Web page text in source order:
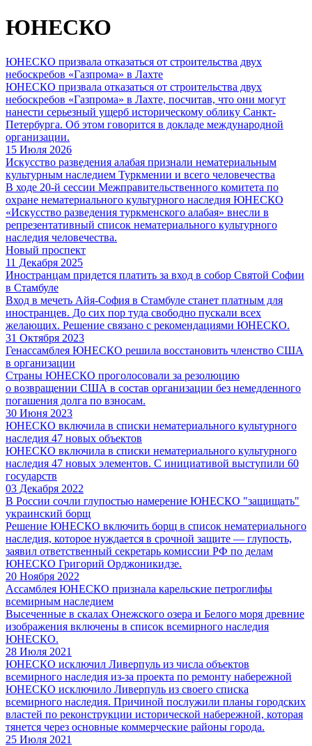
ЮНЕСКО
ЮНЕСКО призвала отказаться от строительства двух
небоскребов «Газпрома» в Лахте
ЮНЕСКО призвала отказаться от строительства двух
небоскребов «Газпрома» в Лахте, посчитав, что они могут
нанести серьезный ущерб историческому облику Санкт-
Петербурга. Об этом говорится в докладе международной
организации.
15 Июля 2026
Искусство разведения алабая признали нематериальным
культурным наследием Туркмении и всего человечества
В ходе 20-й сессии Межправительственного комитета по
охране нематериального культурного наследия ЮНЕСКО
«Искусство разведения туркменского алабая» внесли в
репрезентативный список нематериального культурного
наследия человечества.
Новый проспект
11 Декабря 2025
Иностранцам придется платить за вход в собор Святой Софии
в Стамбуле
Вход в мечеть Айя-София в Стамбуле станет платным для
иностранцев. До сих пор туда свободно пускали всех
желающих. Решение связано с рекомендациями ЮНЕСКО.
31 Октября 2023
Генассамблея ЮНЕСКО решила восстановить членство США
в организации
Страны ЮНЕСКО проголосовали за резолюцию
о возвращении США в состав организации без немедленного
погашения долга по взносам.
30 Июня 2023
ЮНЕСКО включила в списки нематериального культурного
наследия 47 новых объектов
ЮНЕСКО включила в списки нематериального культурного
наследия 47 новых элементов. С инициативой выступили 60
государств
03 Декабря 2022
В России сочли глупостью намерение ЮНЕСКО "защищать"
украинский борщ
Решение ЮНЕСКО включить борщ в список нематериального
наследия, которое нуждается в срочной защите — глупость,
заявил ответственный секретарь комиссии РФ по делам
ЮНЕСКО Григорий Орджоникидзе.
20 Ноября 2022
Ассамблея ЮНЕСКО признала карельские петроглифы
всемирным наследием
Высеченные в скалах Онежского озера и Белого моря древние
изображения включены в cписок всемирного наследия
ЮНЕСКО.
28 Июля 2021
ЮНЕСКО исключил Ливерпуль из числа объектов
всемирного наследия из-за проекта по ремонту набережной
ЮНЕСКО исключило Ливерпуль из своего списка
всемирного наследия. Причиной послужили планы городских
властей по реконструкции исторической набережной, которая
тянется через основные коммерческие районы города.
25 Июля 2021